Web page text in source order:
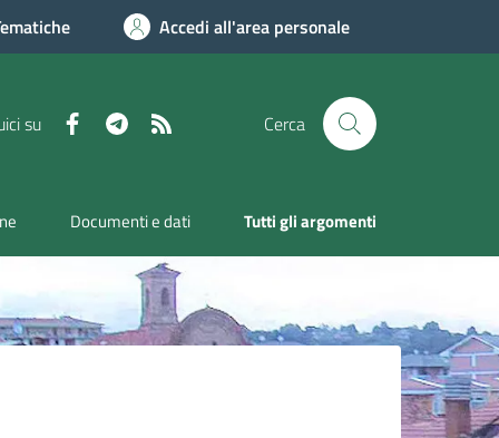
Accedi all'area personale
su FacebookTelegram Cerca
Documenti e dati Tutti gli argomenti